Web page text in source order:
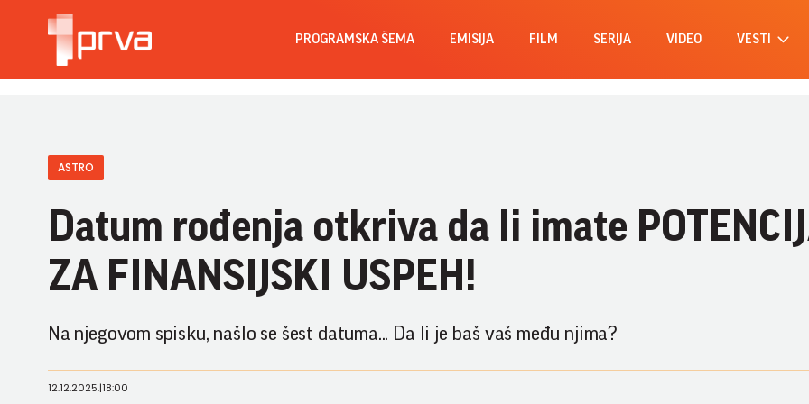
PROGRAMSKA ŠEMA EMISIJA FILM SERIJA VIDEO VESTI
ASTRO
Datum rođenja otkriva da li imate
ZA FINANSIJSKI USPEH!
Na njegovom spisku, našlo se šest datuma... Da li je baš vaš među njima?
12.12.2025.|18:00